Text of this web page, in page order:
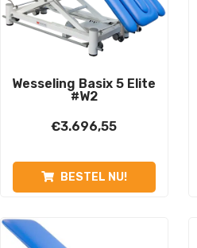
Wesseling Basix 5 Elite
#W2
€3.696,55
BESTEL NU!